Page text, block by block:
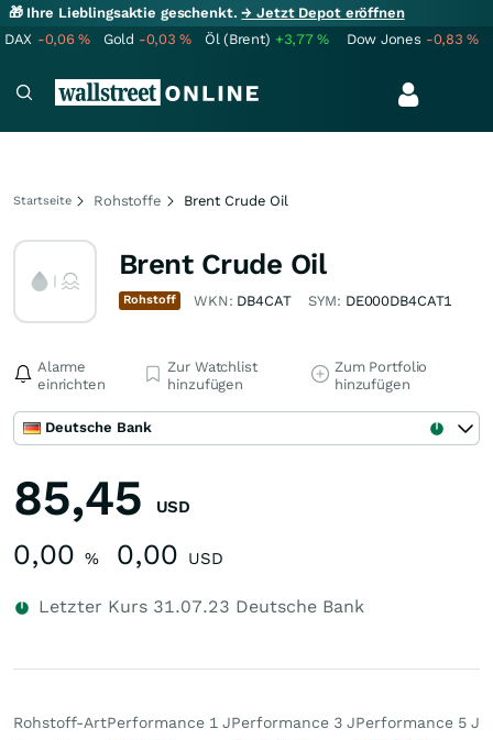
🎁 Ihre Lieblingsaktie geschenkt.→ Jetzt Depot eröffnen
DAX -0,06% Gold -0,03% Öl (Brent) +3,77% Dow Jones -0,83%
Startseite Rohstoffe Brent Crude Oil
Brent Crude Oil
Rohstoff WKN: DB4CAT SYM: DE000DB4CAT1
Alarme
einrichten
Zur Watchlist
hinzufügen
Zum Portfolio
hinzufügen
Deutsche Bank
85,45 USD
0,00 % 0,00 USD
Letzter Kurs 31.07.23 Deutsche Bank
Rohstoff-ArtPerformance 1 JPerformance 3 JPerformance 5 J